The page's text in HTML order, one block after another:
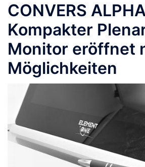
CONVERS ALPHA
Kompakter
Monitor eröffnet
Möglichkeiten